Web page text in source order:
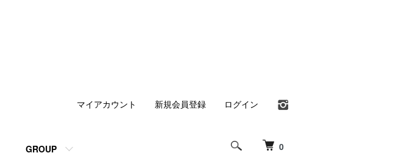
0
GROUP
マイアカウント 新規会員登録 ログイン